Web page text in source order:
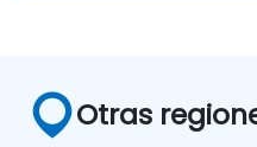
Otras